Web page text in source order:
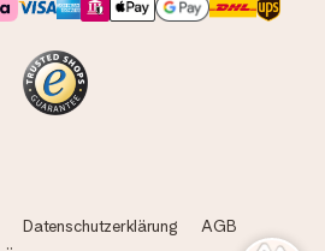
Datenschutzerklärung
AGB